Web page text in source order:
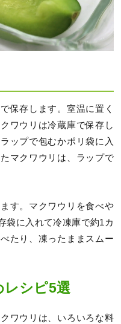
保存します。室温に置く
ワウリは冷蔵庫で保存し
ップで包むかポリ袋に入
マクワウリは、ラップで
す。マクワウリを食べや
袋に入れて冷凍庫で約1カ
たり、凍ったままスムー
シピ5選
ワウリは、いろいろな料